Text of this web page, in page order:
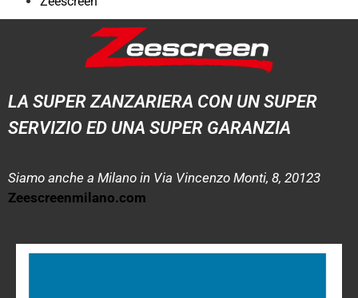
LA SUPER ZANZARIERA CON UN SUPER
SERVIZIO ED UNA SUPER GARANZIA
Siamo anche a Milano in Via Vincenzo Monti, 8, 20123
Zeescreenmilano.com